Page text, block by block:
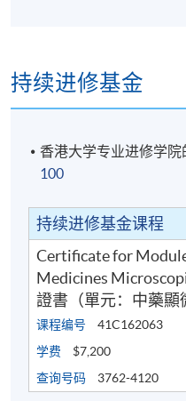
持续进修基金
香港大学专业进修学
100
持续进修基金课程
Certificate for
Medicines
證書（單元：中藥顯
课程编号
41C162063
学费
$7,200
查询号码
3762-4120